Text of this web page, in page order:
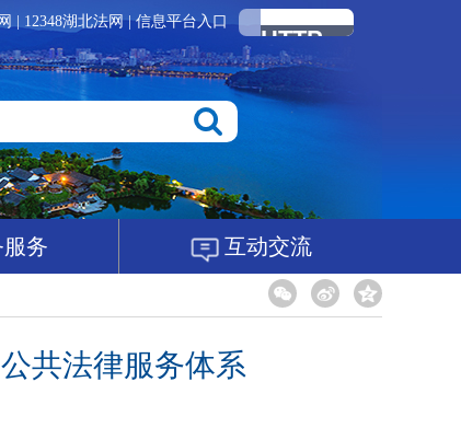
12348湖北法网|信息平台入口
务 互动交流
共法律服务体系